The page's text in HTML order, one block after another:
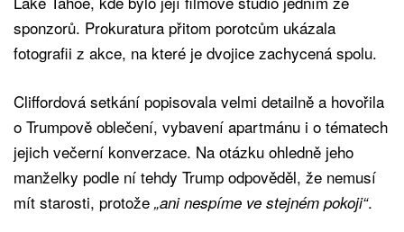
sponzorů. Prokuratura přitom porotcům ukázala
fotografii z akce, na které je dvojice zachycená spolu.
Cliffordová setkání popisovala velmi detailně a hovořila
o Trumpově oblečení, vybavení apartmánu i o tématech
jejich večerní konverzace. Na otázku ohledně jeho
manželky podle ní tehdy Trump odpověděl, že nemusí
mít starosti, protože „ani nespíme ve stejném pokoji“.